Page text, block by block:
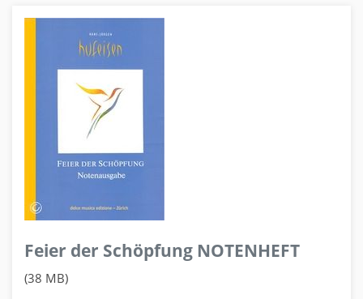
Feier der Schöpfung NOTENHEFT
(38 MB)